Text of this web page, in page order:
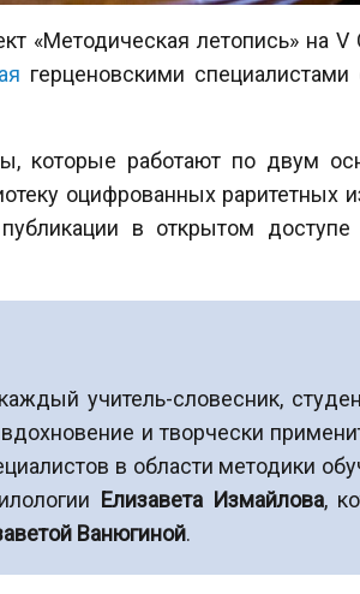
«Методическая летопись» на
герценовскими
которые работают по двум
оцифрованных раритетных
в открытом доступе
учитель-словесник,
и творчески
в области методики
Елизавета Измайлова,
Ванюгиной.